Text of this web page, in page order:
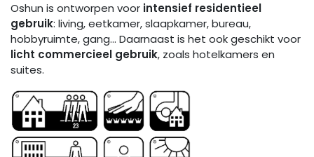
Oshun is ontworpen voor intensief residentieel
gebruik: living, eetkamer, slaapkamer, bureau,
hobbyruimte, gang… Daarnaast is het ook geschikt voor
licht commercieel gebruik, zoals hotelkamers en
suites.